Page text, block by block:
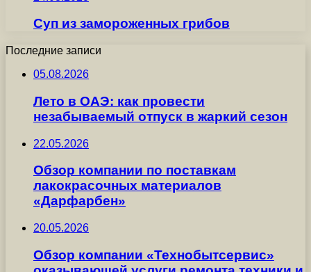
Суп из замороженных грибов
Последние записи
05.08.2026
Лето в ОАЭ: как провести
незабываемый отпуск в жаркий сезон
22.05.2026
Обзор компании по поставкам
лакокрасочных материалов
«Дарфарбен»
20.05.2026
Обзор компании «Технобытсервис»